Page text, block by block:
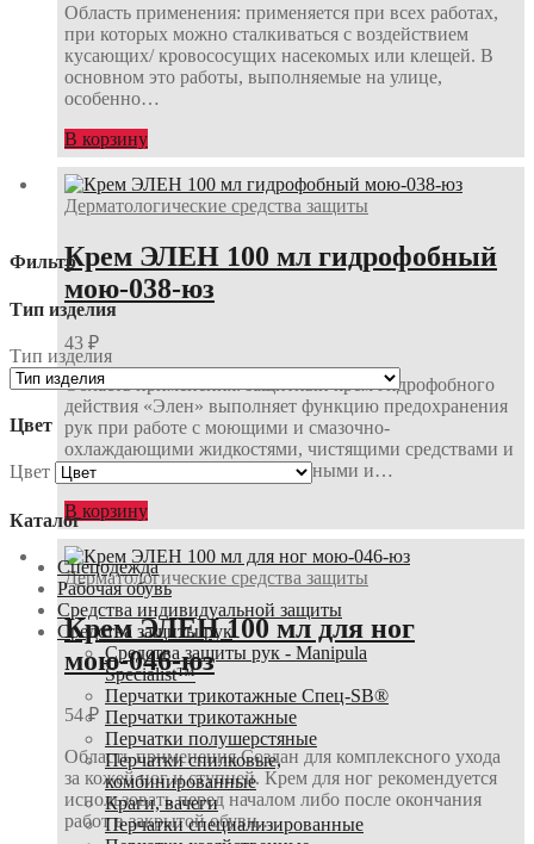
Область применения: применяется при всех работах,
при которых можно сталкиваться с воздействием
кусающих/ кровососущих насекомых или клещей. В
основном это работы, выполняемые на улице,
особенно…
В корзину
Дерматологические средства защиты
Крем ЭЛЕН 100 мл гидрофобный
мою-038-юз
43 ₽
Область применения: защитный крем гидрофобного
действия «Элен» выполняет функцию предохранения
рук при работе с моющими и смазочно-
охлаждающими жидкостями, чистящими средствами и
бытовой химией, слабокислотными и…
В корзину
Дерматологические средства защиты
Крем ЭЛЕН 100 мл для ног
мою-046-юз
54₽
Область применения Создан для комплексного ухода
за кожей ног и ступней. Крем для ног рекомендуется
использовать перед началом либо после окончания
работ в закрытой обуви.…
Фильтр
Тип изделия
Тип изделия
Цвет
Цвет
Каталог
Спецодежда
Рабочая обувь
Средства индивидуальной защиты
Средства защиты рук
Средства защиты рук - Manipula
Specialist™
Перчатки трикотажные Спец-SB®
Перчатки трикотажные
Перчатки полушерстяные
Перчатки спилковые,
комбинированные
Краги, вачеги
Перчатки специализированные